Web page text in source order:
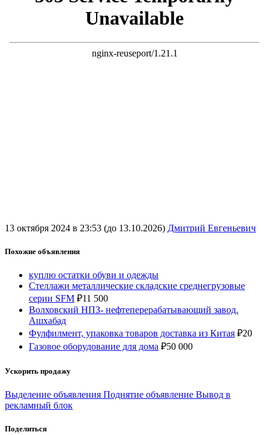
13 октября 2024 в 23:53 (до 13.10.2026) Дмитрий Евгеньевич
Похожие объявления
куплю остатки обуви и одежды
Стеллажи металлические складские среднегрузовые
серии SFM ₽11 500
Волховский НПЗ- нефтеперерабатывающий завод.
Ашхабад
Фулфилмент, упаковка товаров доставка из Китая ₽20
Газовое оборудование для дома ₽50 000
Ускорить продажу
Выделение объявления Поднятие объявление Вывод в
рекламный блок
Поделиться